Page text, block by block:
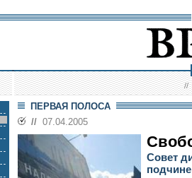
//
ПЕРВАЯ ПОЛОСА
// 07.04.2005
Совет